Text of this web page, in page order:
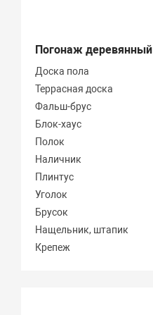
Погонаж деревянный
Доска пола
Террасная доска
Фальш-брус
Блок-хаус
Полок
Наличник
Плинтус
Уголок
Брусок
Нащельник, штапик
Крепеж